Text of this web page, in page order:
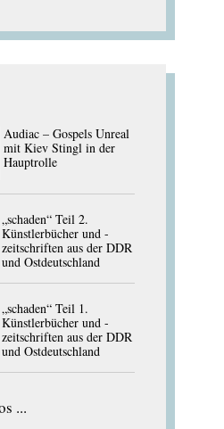
Audiac – Gospels Unreal
mit Kiev Stingl in der
Hauptrolle
„schaden“ Teil 2.
Künstlerbücher und -
zeitschriften aus der DDR
und Ostdeutschland
„schaden“ Teil 1.
Künstlerbücher und -
zeitschriften aus der DDR
und Ostdeutschland
...